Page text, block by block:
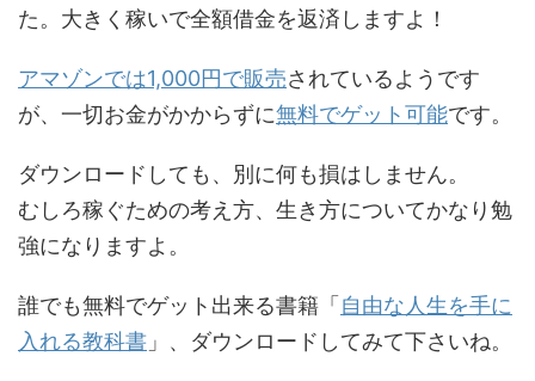
た。大きく稼いで全額借金を返済しますよ！
アマゾンでは1,000円で販売されているようです
が、一切お金がかからずに無料でゲット可能です。
ダウンロードしても、別に何も損はしません。
むしろ稼ぐための考え方、生き方についてかなり勉
強になりますよ。
誰でも無料でゲット出来る書籍「 自由な人生を手に
入れる教科書 」、ダウンロードしてみて下さいね。